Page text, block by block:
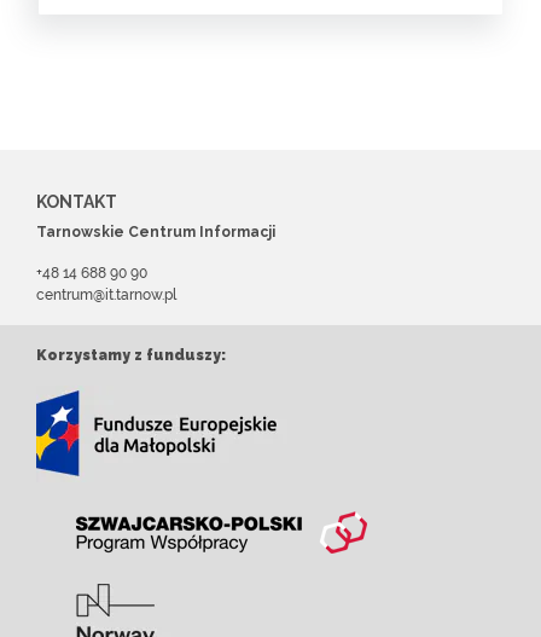
KONTAKT
Tarnowskie Centrum Informacji
+48 14 688 90 90
centrum@it.tarnow.pl
Korzystamy z funduszy: